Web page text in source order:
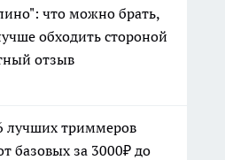
что можно брать,
обходить стороной
отзыв
лучших триммеров
базовых за 3000₽ до